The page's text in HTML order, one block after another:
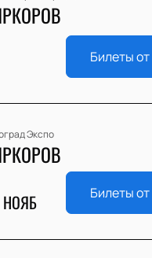
Билеты от
Экспо
НОЯБ Билеты от